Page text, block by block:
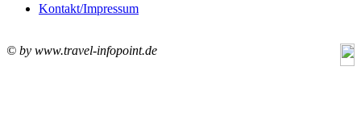
Kontakt/Impressum
© by www.travel-infopoint.de